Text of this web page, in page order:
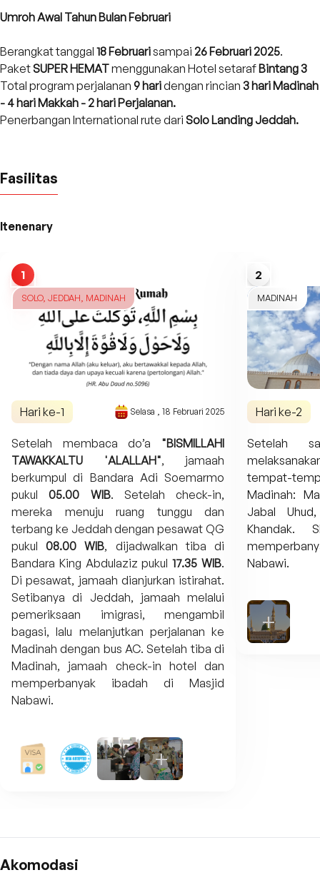
Umroh Awal Tahun Bulan Februari
Berangkat tanggal 18 Februarisampai 26 Februari 2025.
PaketSUPER HEMATmenggunakan Hotel setaraf Bintang 3
Total program perjalanan 9 haridengan rincian 3 hari Madinah
- 4 hari Makkah - 2 hari Perjalanan.
Penerbangan International rute dari Solo Landing Jeddah.
Fasilitas
Itenenary
1
SOLO, JEDDAH, MADINAH
Hari ke-1 Selasa , 18 Februari 2025
Setelah membaca do’a "BISMILLAHI
TAWAKKALTU 'ALALLAH", jamaah
berkumpul di Bandara Adi Soemarmo
pukul05.00 WIB. Setelah check-in,
mereka menuju ruang tunggu dan
terbang ke Jeddah dengan pesawat QG
pukul08.00 WIB, dijadwalkan tiba di
Bandara King Abdulaziz pukul17.35 WIB.
Di pesawat, jamaah dianjurkan istirahat.
Setibanya di Jeddah, jamaah melalui
pemeriksaan imigrasi, mengambil
bagasi, lalu melanjutkan perjalanan ke
Madinah dengan bus AC. Setelah tiba di
Madinah, jamaah check-in hotel dan
memperbanyak ibadah di Masjid
Nabawi.
2
MADINAH
Hari ke-2
Setelah
tempat-
Madinah:
Jabal
Khandak.
Nabawi.
Akomodasi